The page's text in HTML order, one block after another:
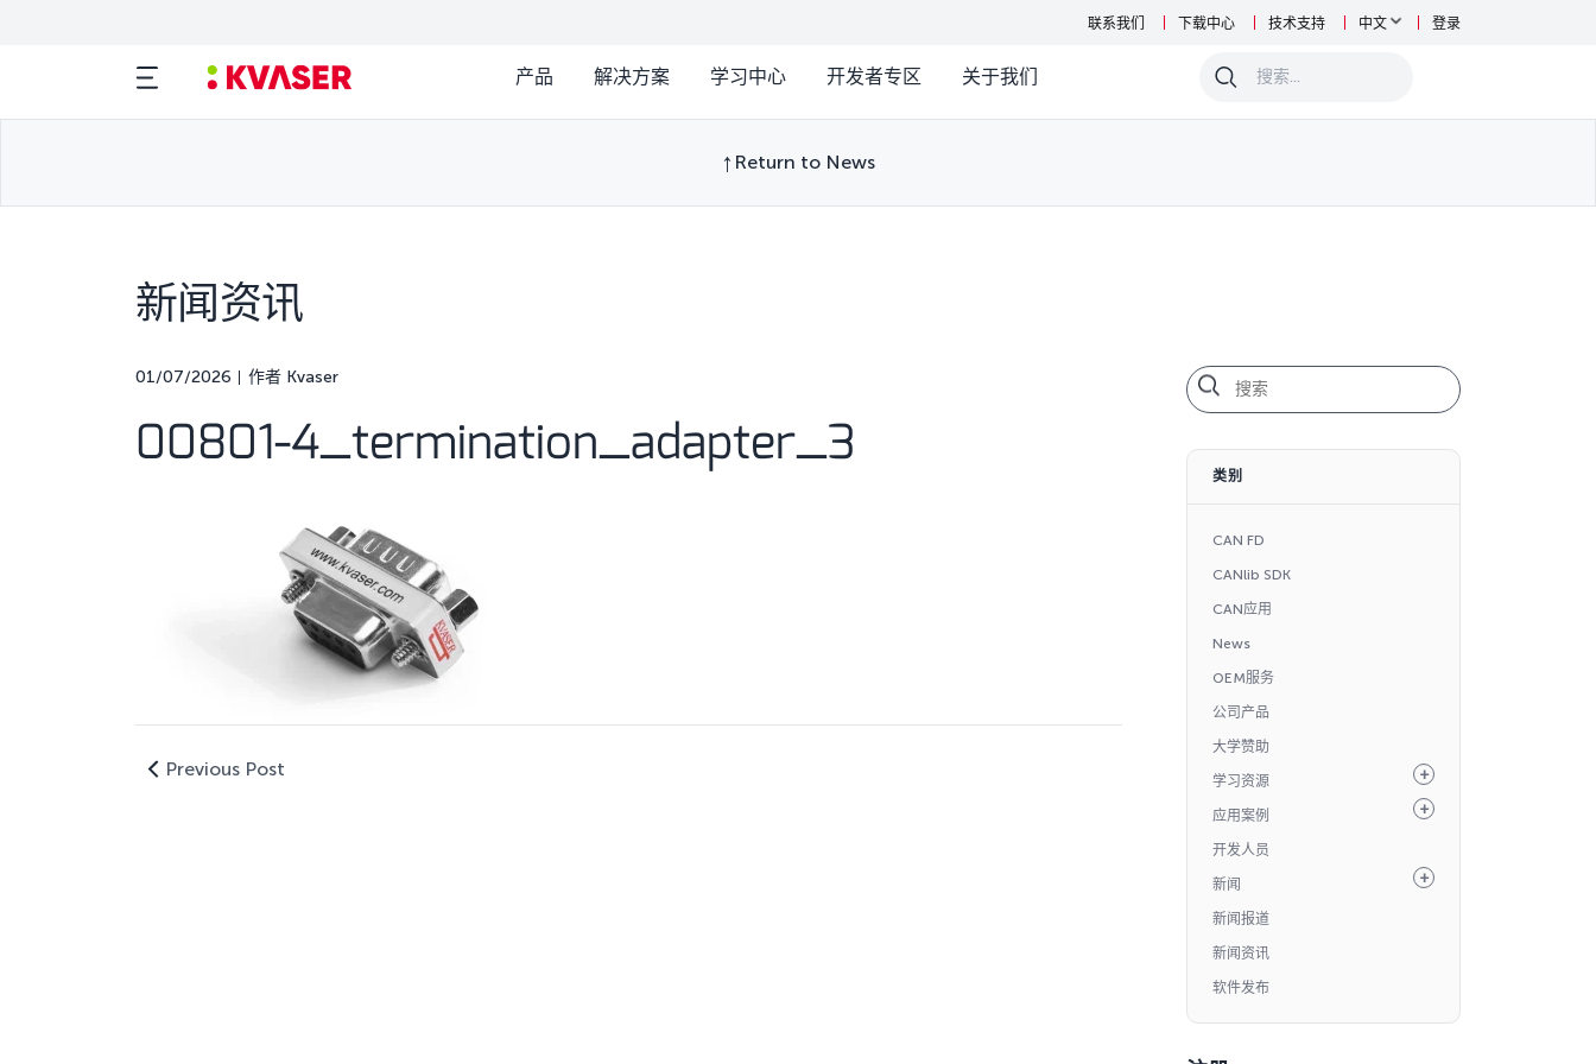
联系我们 下载中心 技术支持 中文 登录
产品 解决方案 学习中心 开发者专区 关于我们 0
Return to News
新闻资讯
01/07/2026 作者 Kvaser
00801-4_termination_adapter_3
Previous Post
类别
CAN FD
CANlib SDK
CAN应用
News
OEM服务
公司产品
大学赞助
学习资源
应用案例
开发人员
新闻
新闻报道
新闻资讯
软件发布